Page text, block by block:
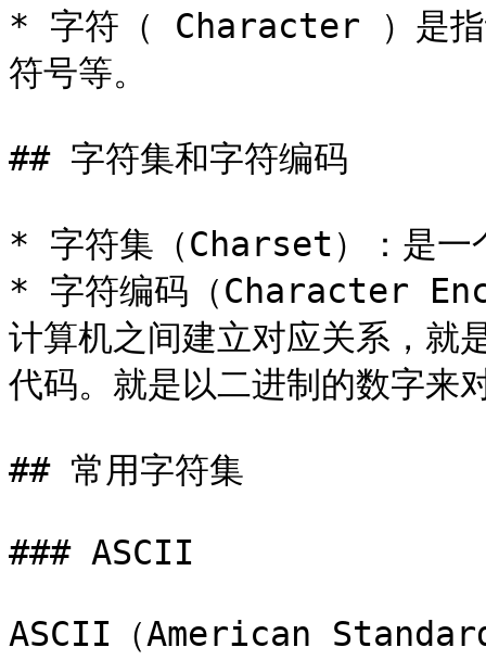
* 字符（ Character ）是指
符号等。
## 字符集和字符编码
* 字符集（Charset）：是一
* 字符编码（Character
计算机之间建立对应关系，就
代码。就是以二进制的数字来
## 常用字符集
### ASCII
ASCII（American